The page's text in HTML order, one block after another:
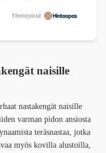
Yhteistyössä
naisille
nastakengät naisille
varman pidon ansiosta
teräsnastaa, jotka
myös kovilla alustoilla,